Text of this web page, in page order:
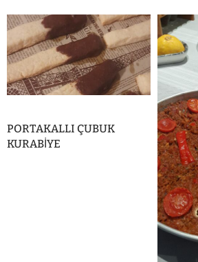
PORTAKALLI ÇUBUK
KURABİYE